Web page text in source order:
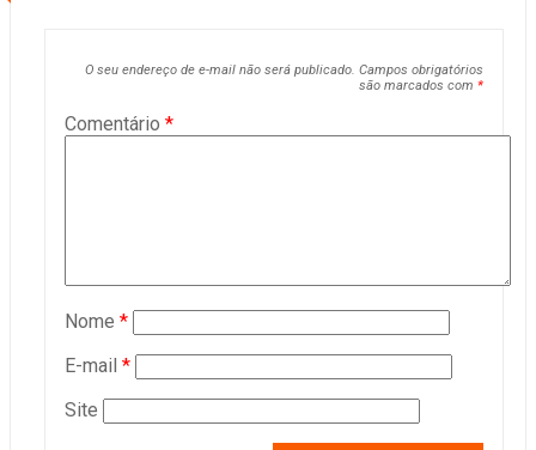
O seu endereço de e-mail não será publicado. Campos obrigatórios
são marcados com *
Comentário *
Nome *
E-mail *
Site